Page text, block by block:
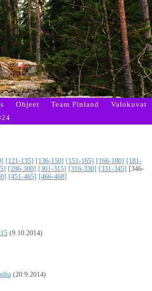
Ohjeet Team Finland
Valokuvat
[121-135] [136-150] [151-165] [166-180] [181-
[286-300] [301-315] [316-330] [331-345] [346-
[451-465] [466-468]
(9.10.2014)
(20.9.2014)